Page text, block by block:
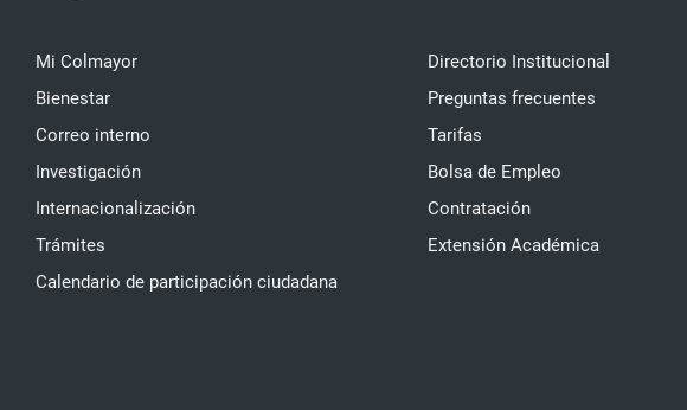
Mi Colmayor
Bienestar
Correo interno
Investigación
Internacionalización
Trámites
Calendario de participación ciudadana
Directorio Institucional
Preguntas frecuentes
Tarifas
Bolsa de Empleo
Contratación
Extensión Académica